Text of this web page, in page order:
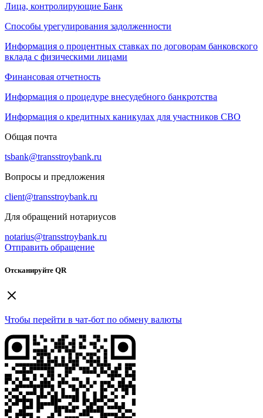
Лица, контролирующие Банк
Способы урегулирования задолженности
Информация о процентных ставках по договорам банковского
вклада с физическими лицами
Финансовая отчетность
Информация о процедуре внесудебного банкротства
Информация о кредитных каникулах для участников СВО
Общая почта
tsbank@transstroybank.ru
Вопросы и предложения
client@transstroybank.ru
Для обращений нотариусов
notarius@transstroybank.ru
Отправить обращение
Отсканируйте QR
Чтобы перейти в чат-бот по обмену валюты